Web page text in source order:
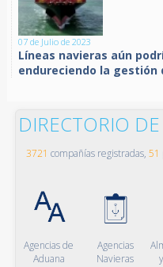
07 de Julio de 2023
Líneas navieras aún
endureciendo la gestión
DIRECTORIO DE
3721 compañías registradas, 51
Agencias de
Aduana
Agencias
Navieras